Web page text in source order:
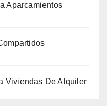
Aparcamientos
Viviendas De Alquiler